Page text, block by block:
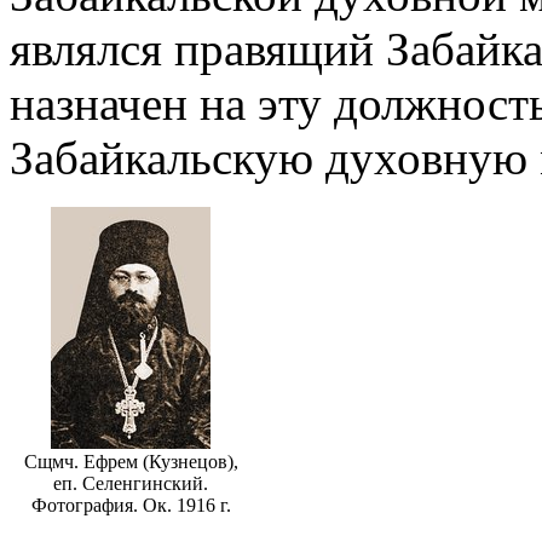
являлся правящий
назначен на эту
Забайкальскую
Сщмч. Ефрем (Кузнецов),
еп. Селенгинский.
Фотография. Ок. 1916 г.